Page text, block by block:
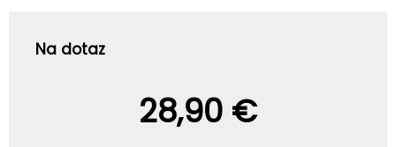
Na dotaz
28,90 €